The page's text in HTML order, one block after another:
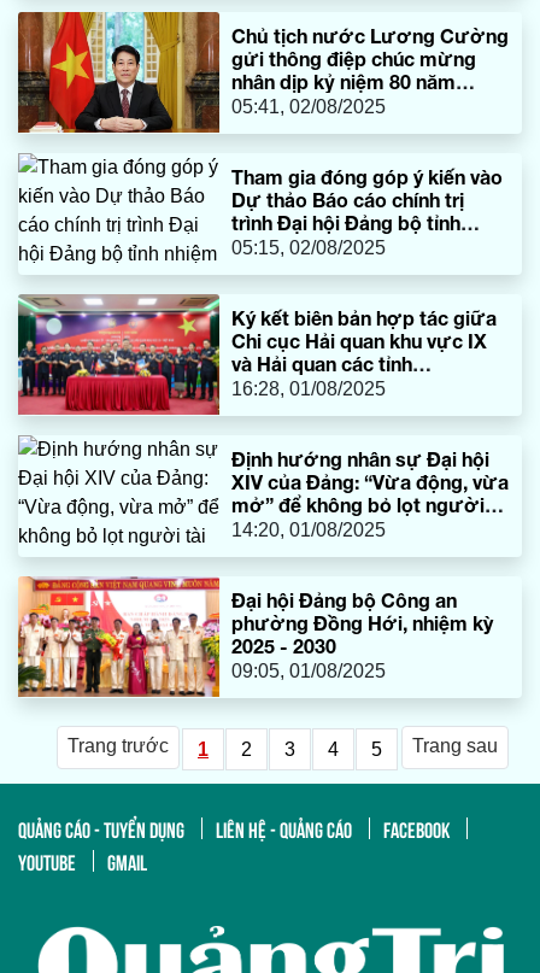
Chủ tịch nước Lương Cường
gửi thông điệp chúc mừng
nhân dịp kỷ niệm 80 năm
thành lập Liên hợp quốc
05:41, 02/08/2025
Tham gia đóng góp ý kiến vào
Dự thảo Báo cáo chính trị
trình Đại hội Đảng bộ tỉnh
nhiệm kỳ 2025-2030 (Tiếp
05:15, 02/08/2025
Ký kết biên bản hợp tác giữa
Chi cục Hải quan khu vực IX
và Hải quan các tỉnh
Khammuane, Savannakhet,
16:28, 01/08/2025
Định hướng nhân sự Đại hội
XIV của Đảng: “Vừa động, vừa
mở” để không bỏ lọt người
tài
14:20, 01/08/2025
Đại hội Đảng bộ Công an
phường Đồng Hới, nhiệm kỳ
2025 - 2030
09:05, 01/08/2025
Trang trước 1 2 3 4 5 Trang sau
QUẢNG CÁO - TUYỂN DỤNG LIÊN HỆ - QUẢNG CÁO
FACEBOOK
YOUTUBE
GMAIL